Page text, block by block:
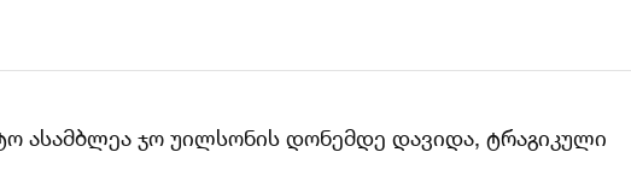
ასამბლეა ჯო უილსონის დონემდე დავიდა, ტრაგიკული